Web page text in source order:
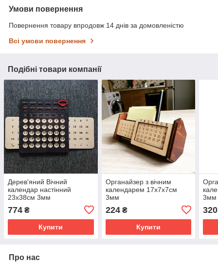
Умови повернення
Повернення товару впродовж 14 днів за домовленістю
Всі умови повернення
Подібні товари компанії
Дерев'яний Вічний
календар настінний
23х38см 3мм
774 ₴
Купити
Органайзер з вічним
календарем 17х7х7см
3мм
224₴
Купити
3мм
320
Про нас